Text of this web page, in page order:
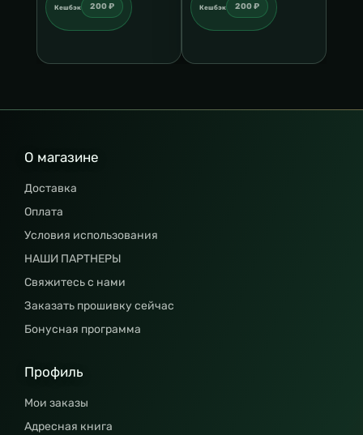
Кешбэк 200 ₽ Кешбэк 200 ₽
О магазине
Доставка
Оплата
Условия использования
НАШИ ПАРТНЕРЫ
Свяжитесь с нами
Заказать прошивку сейчас
Бонусная программа
Профиль
Мои заказы
Адресная книга